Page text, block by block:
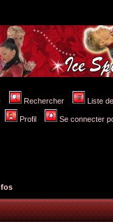
Rechercher Liste
Profil Se connecter